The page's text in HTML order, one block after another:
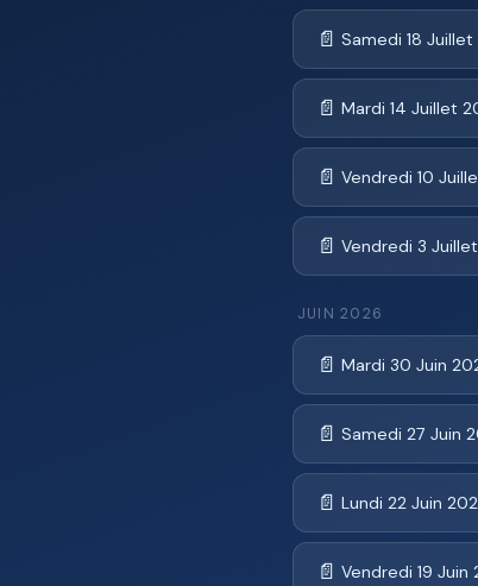
📄 Samedi 18
📄 Mardi 14 Juillet
📄 Vendredi 10
📄 Vendredi 3
JUIN 2026
📄 Mardi 30 Juin
📄 Samedi 27 Juin
📄 Lundi 22 Juin
📄 Vendredi 19 Juin